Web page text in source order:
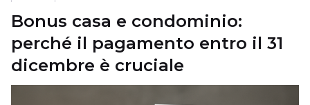
Bonus casa e condominio:
perché il pagamento entro il 31
dicembre è cruciale